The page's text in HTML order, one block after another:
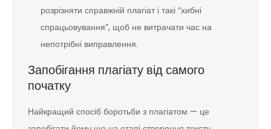
розрізняти справжній плагіат і такі “хибні
спрацьовування”, щоб не витрачати час на
непотрібні виправлення.
Запобігання плагіату від самого
початку
Найкращий спосіб боротьби з плагіатом — це